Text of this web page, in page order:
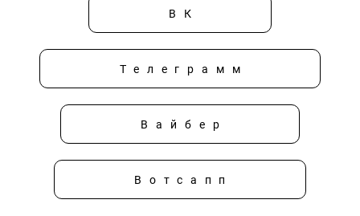
ВК
Телеграмм
Вайбер
Вотсапп